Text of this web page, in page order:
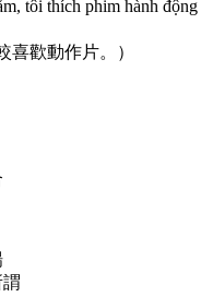
tôi thích phim hành động
喜歡動作片。）